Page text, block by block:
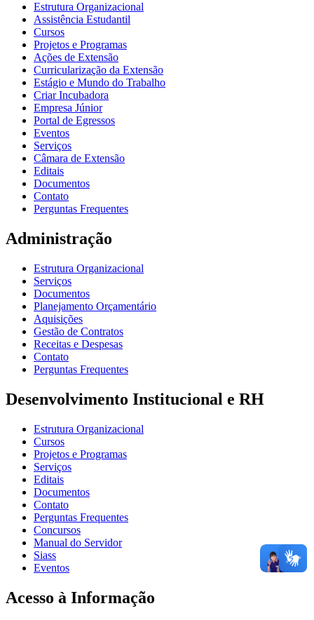
Estrutura Organizacional
Assistência Estudantil
Cursos
Projetos e Programas
Ações de Extensão
Curricularização da Extensão
Estágio e Mundo do Trabalho
Criar Incubadora
Empresa Júnior
Portal de Egressos
Eventos
Serviços
Câmara de Extensão
Editais
Documentos
Contato
Perguntas Frequentes
Administração
Estrutura Organizacional
Serviços
Documentos
Planejamento Orçamentário
Aquisições
Gestão de Contratos
Receitas e Despesas
Contato
Perguntas Frequentes
Desenvolvimento Institucional e RH
Estrutura Organizacional
Cursos
Projetos e Programas
Serviços
Editais
Documentos
Contato
Perguntas Frequentes
Concursos
Manual do Servidor
Siass
Eventos
Acesso à Informação